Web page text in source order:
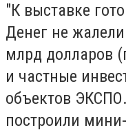
"К выставке
Денег не
млрд долларов
и частные
объектов
построили